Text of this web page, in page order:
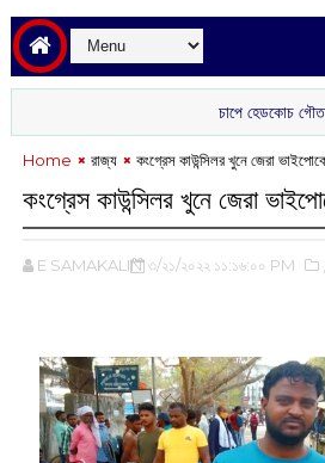
চাপে হেডকোচ গৌতম
Home রাজ্য কংগ্রেস কাউন্সিলর খুনে জেরা
কংগ্রেস কাউন্সিলর খুনে জেরা
E SAMAKALIN ৩/২১/২০২২ ১১:১৬:০০ PM